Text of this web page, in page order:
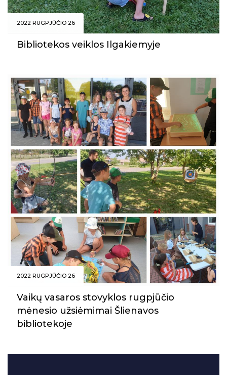
2022 RUGPJŪČIO 26
Bibliotekos veiklos Ilgakiemyje
2022 RUGPJŪČIO 26
Vaikų vasaros stovyklos rugpjūčio
mėnesio užsiėmimai Šlienavos
bibliotekoje